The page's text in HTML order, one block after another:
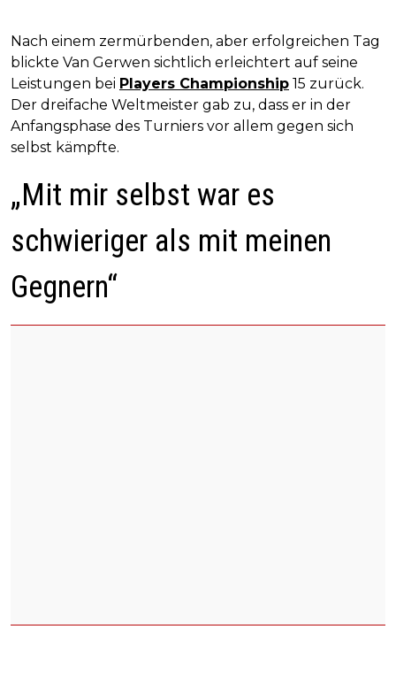
Nach einem zermürbenden, aber erfolgreichen Tag
blickte Van Gerwen sichtlich erleichtert auf seine
Leistungen bei Players Championship 15 zurück.
Der dreifache Weltmeister gab zu, dass er in der
Anfangsphase des Turniers vor allem gegen sich
selbst kämpfte.
„Mit mir selbst war es
schwieriger als mit meinen
Gegnern“